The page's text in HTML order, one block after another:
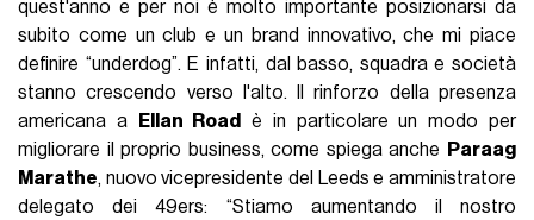
quest'anno e per noi è molto importante posizionarsi da
subito come un club e un brand innovativo, che mi piace
definire “underdog”. E infatti, dal basso, squadra e società
stanno crescendo verso l'alto. Il rinforzo della presenza
americana a
Ellan Road
è in particolare un modo per
migliorare il proprio business, come spiega anche
Paraag
Marathe, nuovo vicepresidente del Leeds e amministratore
delegato dei 49ers: “Stiamo aumentando il nostro